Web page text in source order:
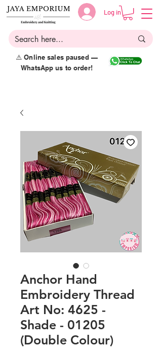
Log in
⚠️ Online sales paused —
WhatsApp us to order!
Anchor Hand
Embroidery Thread
Art No: 4625 -
Shade - 01205
(Double Colour)